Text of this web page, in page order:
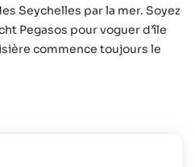
Seychelles par la mer. Soyez
Pegasos pour voguer d’île
commence toujours le